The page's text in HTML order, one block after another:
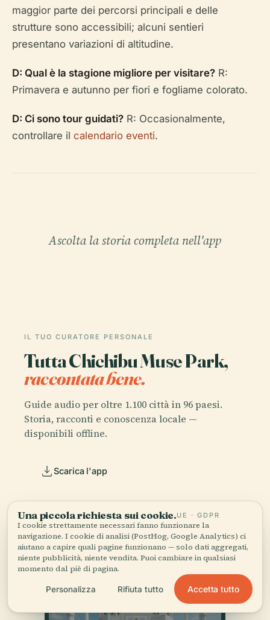
maggior parte dei percorsi principali e delle
strutture sono accessibili; alcuni sentieri
presentano variazioni di altitudine.
D: Qual è la stagione migliore per visitare? R:
Primavera e autunno per fiori e fogliame colorato.
D: Ci sono tour guidati? R: Occasionalmente,
controllare il calendario eventi.
Ascolta la storia completa nell'app
IL TUO CURATORE PERSONALE
Tutta Chichibu Muse Park,
raccontata bene.
Guide audio per oltre 1.100 città in 96 paesi.
Storia, racconti e conoscenza locale —
disponibili offline.
Scarica l'app
Unisciti a oltre 50.000 viaggiatori
Una piccola richiesta sui cookie.UE · GDPR
I cookie strettamente necessari fanno funzionare la
navigazione. I cookie di analisi (PostHog, Google Analytics) ci
aiutano a capire quali pagine funzionano — solo dati aggregati,
niente pubblicità, niente vendita. Puoi cambiare in qualsiasi
momento dal piè di pagina.
Personalizza Rifiuta tutto Accetta tutto